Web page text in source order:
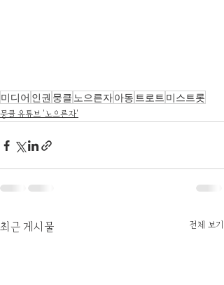
미디어 인권 뭉클 노으른자아동 트로트 미스트롯
뭉클 유튜브 '노으른자'
최근 게시물 전체 보기